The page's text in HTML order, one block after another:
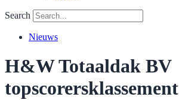
Search
Nieuws
H&W Totaaldak BV
topscorersklassement